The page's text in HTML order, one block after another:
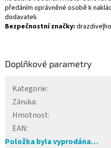
předáním oprávněné osobě k
dodavateli.
Bezpečnostní značky:
Doplňkové parametry
Kategorie:
Záruka:
Hmotnost:
EAN:
Položka byla vyprodána…